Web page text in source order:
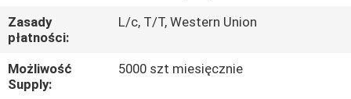
AKTUALNOŚCI
Zasady
płatności:
L/c, T/T, Western Union
Możliwość
Supply:
5000 szt miesięcznie